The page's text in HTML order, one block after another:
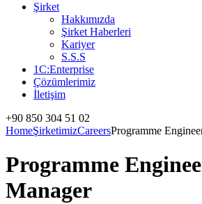
Şirket
Hakkımızda
Şirket Haberleri
Kariyer
S.S.S
1C:Enterprise
Çözümlerimiz
İletişim
+90 850 304 51 02
HomeŞirketimizCareersProgramme
Programme
Manager